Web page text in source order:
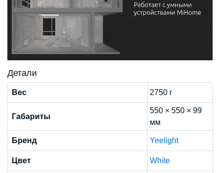
Детали
Вес 2750 г
Габариты
550 × 550 × 99
мм
Бренд Yeelight
Цвет White